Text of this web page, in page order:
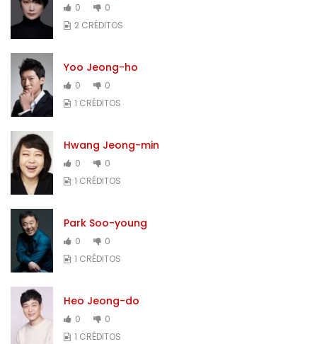
0
0
2 CRÉDITOS
Yoo Jeong-ho
0
0
1 CRÉDITOS
Hwang Jeong-min
0
0
1 CRÉDITOS
Park Soo-young
0
0
1 CRÉDITOS
Heo Jeong-do
0
0
1 CRÉDITOS